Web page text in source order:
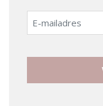
E-
mailadres